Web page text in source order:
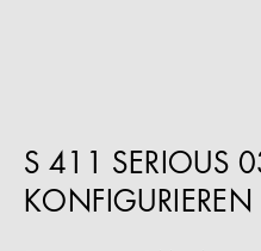
S 411 SERIOUS
KONFIGURIEREN